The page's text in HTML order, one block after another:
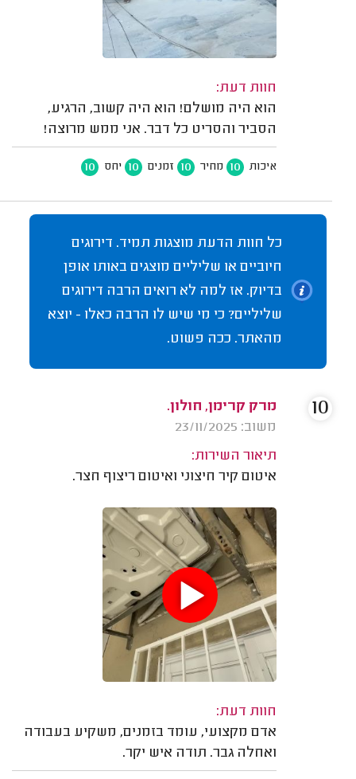
חוות דעת:
הוא היה מושלם! הוא היה קשוב, הרגיע,
הסביר והסריט כל דבר. אני ממש מרוצה!
איכות 10 מחיר 10 זמנים 10 יחס 10
כל חוות הדעת מוצגות תמיד. דירוגים
חיוביים או שליליים מוצגים באותו אופן
בדיוק. אז למה לא רואים הרבה דירוגים
שליליים? כי מי שיש לו הרבה כאלו - יוצא
מהאתר. ככה פשוט.
מרק קרימן, חולון.
משוב: 23/11/2025
תיאור השירות:
איטום קיר חיצוני ואיטום ריצוף חצר.
חוות דעת:
אדם מקצועי, עומד בזמנים, משקיע בעבודה
ואחלה גבר. תודה איש יקר.
10